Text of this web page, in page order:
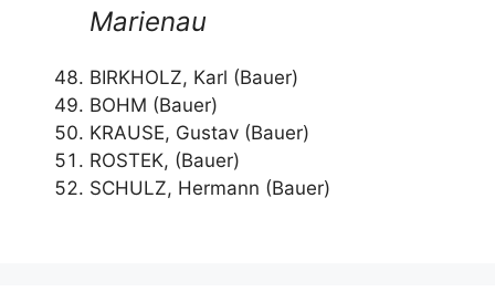
Marienau
BIRKHOLZ, Karl (Bauer)
BOHM (Bauer)
KRAUSE, Gustav (Bauer)
ROSTEK, (Bauer)
SCHULZ, Hermann (Bauer)